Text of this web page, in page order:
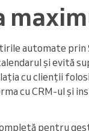
automate prin
și evită
cu clienții
cu CRM-ul și
pentru